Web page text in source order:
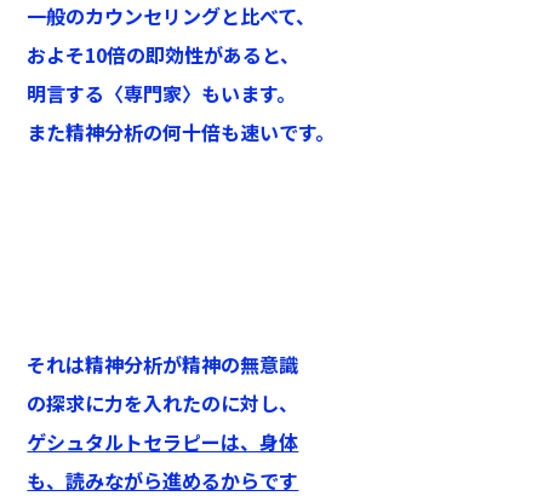
一般のカウンセリングと比べて、
およそ10倍の即効性があると、
明言する〈専門家〉もいます。
また精神分析の何十倍も速いです。
それは精神分析が精神の無意識
の探求に力を入れたのに対し、
ゲシュタルトセラピーは、身体
も、読みながら進めるからです